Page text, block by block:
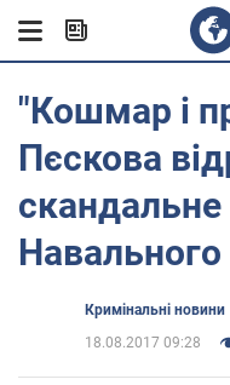
"Кошмар і
Пєскова
скандальне
Навального
Кримінальні новини
18.08.2017 09:28